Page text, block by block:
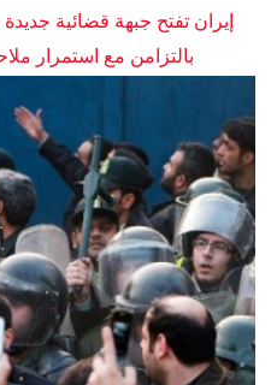
إيران تفتح جبهة قضائية
بالتزامن مع استمرار